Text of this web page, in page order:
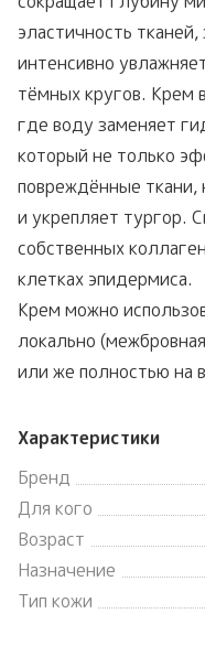
эластичность
интенсивно
тёмных кругов. Крем
где воду заменяет
который не только
повреждённые ткани,
и укрепляет тургор.
собственных
клетках эпидермиса.
Крем можно
локально
или же полностью на
Характеристики
Бренд
Для кого
Возраст
Назначение
Тип кожи